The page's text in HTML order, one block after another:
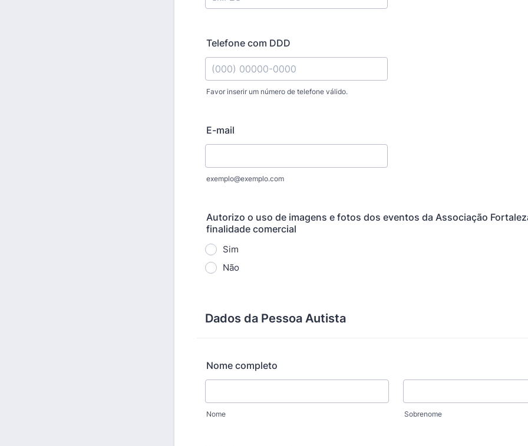
Telefone com DDD
Favor inserir um número de telefone válido.
E-mail
exemplo@exemplo.com
Autorizo o uso de imagens e fotos dos eventos da Associação
finalidade comercial
Sim
Não
Dados da Pessoa Autista
Nome completo
Nome Sobrenome